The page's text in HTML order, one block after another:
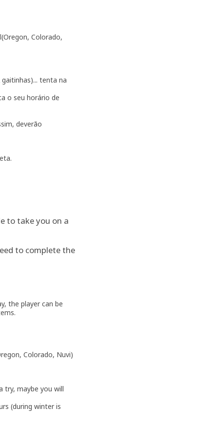
Colorado,
tenta na
o seu horário de
deverão
to take you on a
to complete the
the player can be
Colorado, Nuvi)
try, maybe you will
(during winter is